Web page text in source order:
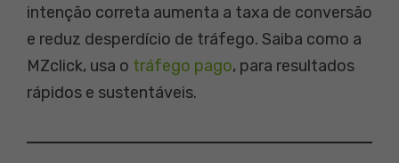
intenção correta aumenta a taxa de conversão
e reduz desperdício de tráfego. Saiba como a
MZclick, usa o tráfego pago, para resultados
rápidos e sustentáveis.